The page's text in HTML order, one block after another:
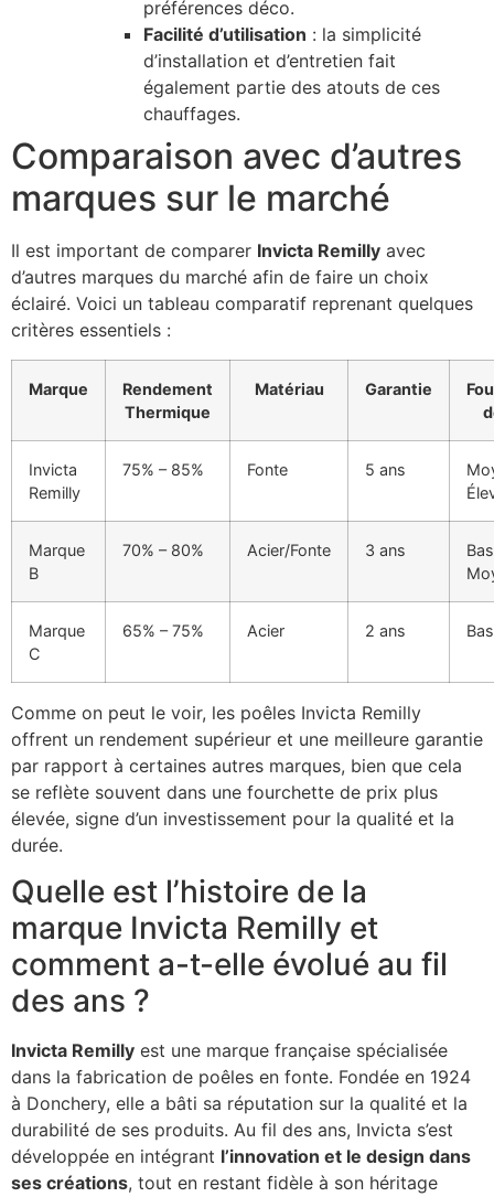
préférences déco.
Facilité d’utilisation : la simplicité
d’installation et d’entretien fait
également partie des atouts de ces
chauffages.
Comparaison avec d’autres
marques sur le marché
Il est important de comparer Invicta Remilly avec
d’autres marques du marché afin de faire un choix
éclairé. Voici un tableau comparatif reprenant quelques
critères essentiels :
Marque
Rendement
Thermique
Matériau Garantie
Invicta
Remilly
75% – 85% Fonte 5 ans
Marque
B
70% – 80% Acier/Fonte 3 ans
Marque
C
65% – 75% Acier 2 ans
Comme on peut le voir, les poêles Invicta Remilly
offrent un rendement supérieur et une meilleure garantie
par rapport à certaines autres marques, bien que cela
se reflète souvent dans une fourchette de prix plus
élevée, signe d’un investissement pour la qualité et la
durée.
Quelle est l’histoire de la
marque Invicta Remilly et
comment a-t-elle évolué au fil
des ans ?
Invicta Remilly est une marque française spécialisée
dans la fabrication de poêles en fonte. Fondée en 1924
à Donchery, elle a bâti sa réputation sur la qualité et la
durabilité de ses produits. Au fil des ans, Invicta s’est
développée en intégrant l’innovation et le design dans
ses créations, tout en restant fidèle à son héritage